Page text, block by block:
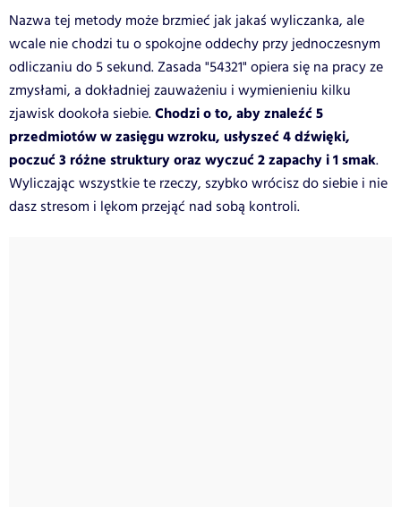
Nazwa tej metody może brzmieć jak jakaś wyliczanka, ale
wcale nie chodzi tu o spokojne oddechy przy jednoczesnym
odliczaniu do 5 sekund. Zasada "54321" opiera się na pracy ze
zmysłami, a dokładniej zauważeniu i wymienieniu kilku
zjawisk dookoła siebie.Chodzi o to, aby znaleźć 5
przedmiotów w zasięgu wzroku, usłyszeć 4 dźwięki,
poczuć 3 różne struktury oraz wyczuć 2 zapachy i 1 smak.
Wyliczając wszystkie te rzeczy, szybko wrócisz do siebie i nie
dasz stresom i lękom przejąć nad sobą kontroli.